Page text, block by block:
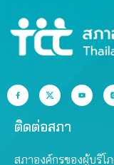
ติดต่อสภา
สภาองค์กรของผู้บริโ